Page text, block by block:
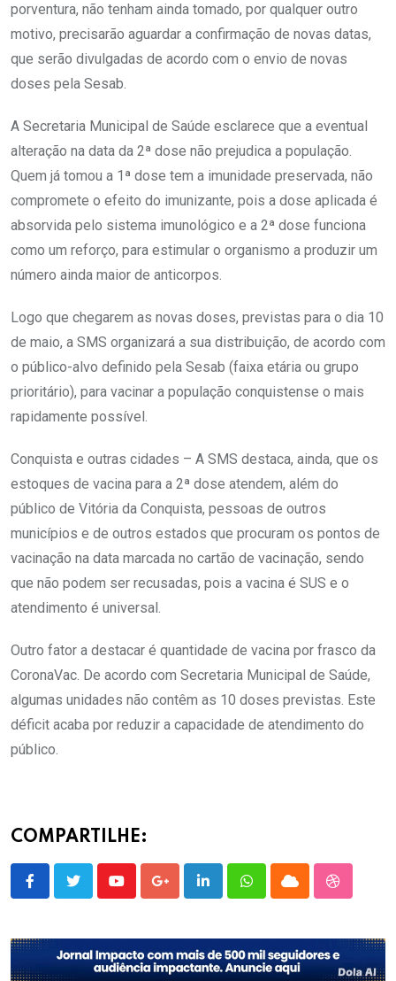
porventura, não tenham ainda tomado, por qualquer outro
motivo, precisarão aguardar a confirmação de novas datas,
que serão divulgadas de acordo com o envio de novas
doses pela Sesab.
A Secretaria Municipal de Saúde esclarece que a eventual
alteração na data da 2ª dose não prejudica a população.
Quem já tomou a 1ª dose tem a imunidade preservada, não
compromete o efeito do imunizante, pois a dose aplicada é
absorvida pelo sistema imunológico e a 2ª dose funciona
como um reforço, para estimular o organismo a produzir um
número ainda maior de anticorpos.
Logo que chegarem as novas doses, previstas para o dia 10
de maio, a SMS organizará a sua distribuição, de acordo com
o público-alvo definido pela Sesab (faixa etária ou grupo
prioritário), para vacinar a população conquistense o mais
rapidamente possível.
Conquista e outras cidades – A SMS destaca, ainda, que os
estoques de vacina para a 2ª dose atendem, além do
público de Vitória da Conquista, pessoas de outros
municípios e de outros estados que procuram os pontos de
vacinação na data marcada no cartão de vacinação, sendo
que não podem ser recusadas, pois a vacina é SUS e o
atendimento é universal.
Outro fator a destacar é quantidade de vacina por frasco da
CoronaVac. De acordo com Secretaria Municipal de Saúde,
algumas unidades não contêm as 10 doses previstas. Este
déficit acaba por reduzir a capacidade de atendimento do
público.
COMPARTILHE:
YoutubeGoogle+LinkedInWhatsappCloud